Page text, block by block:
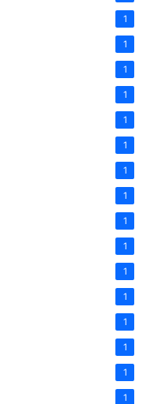
1
1
1
1
1
1
1
1
1
1
1
1
1
1
1
1